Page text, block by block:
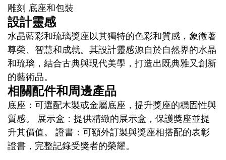
雕刻 底座和包裝
設計靈感
水晶藍彩和琉璃獎座以其獨特的色彩和質感，象徵著
尊榮、智慧和成就。其設計靈感源自於自然界的水晶
和琉璃，結合古典與現代美學，打造出既典雅又創新
的藝術品。
相關配件和周邊產品
底座：可選配木製或金屬底座，提升獎座的穩固性與
質感。 展示盒：提供精緻的展示盒，保護獎座並提
升其價值。 證書：可額外訂製與獎座相搭配的表彰
證書，完整記錄受獎者的榮耀。